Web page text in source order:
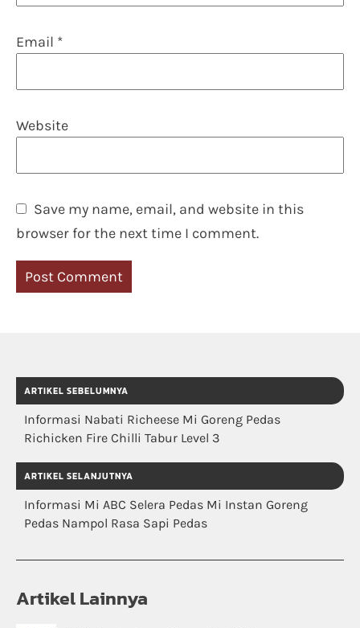
Email *
Website
Save my name, email, and website in this
browser for the next time I comment.
ARTIKEL SEBELUMNYA
Informasi Nabati Richeese Mi Goreng Pedas
Richicken Fire Chilli Tabur Level 3
ARTIKEL SELANJUTNYA
Informasi Mi ABC Selera Pedas Mi Instan Goreng
Pedas Nampol Rasa Sapi Pedas
Artikel Lainnya